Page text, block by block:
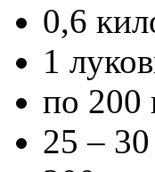
0,6
1
по 200
25 –